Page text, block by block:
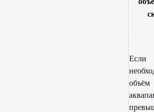
Если
объём